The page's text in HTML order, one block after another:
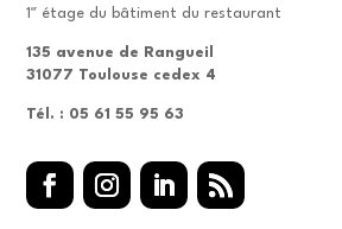
1er étage du bâtiment du restaurant
135 avenue de Rangueil
31077 Toulouse cedex 4
Tél. : 05 61 55 95 63